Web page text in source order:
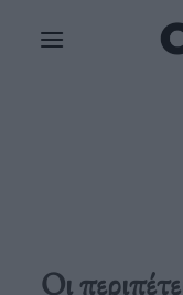
Οι